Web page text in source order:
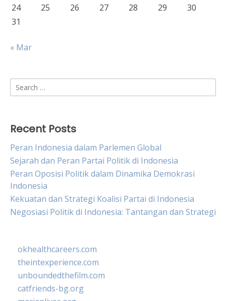
24
25 26 27 28 29
30
31
« Mar
Search
for:
Recent Posts
Peran Indonesia dalam Parlemen Global
Sejarah dan Peran Partai Politik di Indonesia
Peran Oposisi Politik dalam Dinamika Demokrasi
Indonesia
Kekuatan dan Strategi Koalisi Partai di Indonesia
Negosiasi Politik di Indonesia: Tantangan dan Strategi
okhealthcareers.com
theintexperience.com
unboundedthefilm.com
catfriends-bg.org